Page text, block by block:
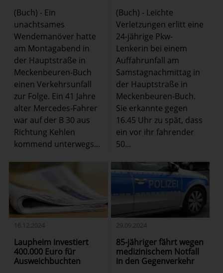
(Buch) - Ein
unachtsames
Wendemanöver hatte
am Montagabend in
der Hauptstraße in
Meckenbeuren-Buch
einen Verkehrsunfall
zur Folge. Ein 41 Jahre
alter Mercedes-Fahrer
war auf der B 30 aus
Richtung Kehlen
kommend unterwegs...
(Buch) - Leichte
Verletzungen erlitt eine
24-jährige Pkw-
Lenkerin bei einem
Auffahrunfall am
Samstagnachmittag in
der Hauptstraße in
Meckenbeuren-Buch.
Sie erkannte gegen
16.45 Uhr zu spät, dass
ein vor ihr fahrender
50...
16.12.2024
Laupheim investiert
400.000 Euro für
Ausweichbuchten
29.09.2024
85-jähriger fährt wegen
medizinischem Notfall
in den Gegenverkehr